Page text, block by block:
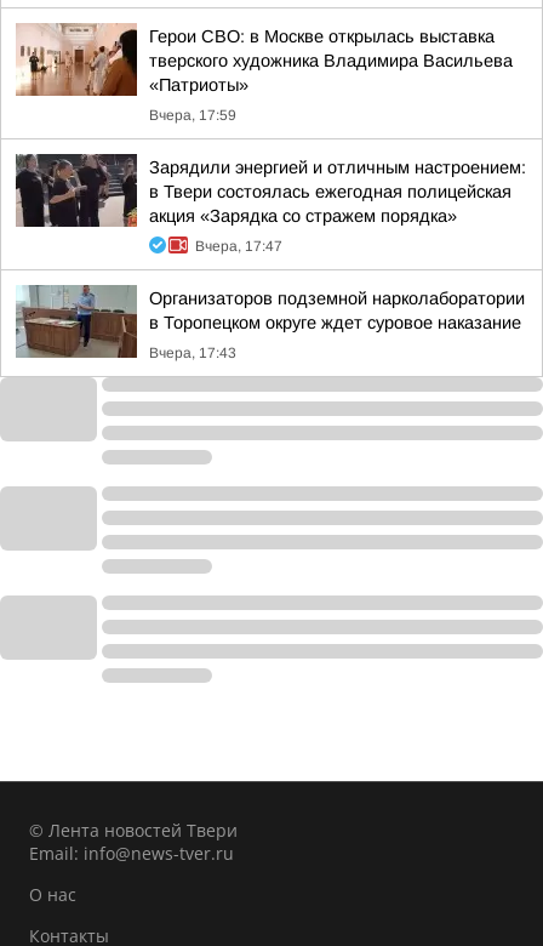
Герои СВО: в Москве открылась выставка
тверского художника Владимира Васильева
«Патриоты»
Вчера, 17:59
Зарядили энергией и отличным настроением:
в Твери состоялась ежегодная полицейская
акция «Зарядка со стражем порядка»
Вчера, 17:47
Организаторов подземной нарколаборатории
в Торопецком округе ждет суровое наказание
Вчера, 17:43
© Лента новостей Твери
Email: info@news-tver.ru
О нас
Контакты